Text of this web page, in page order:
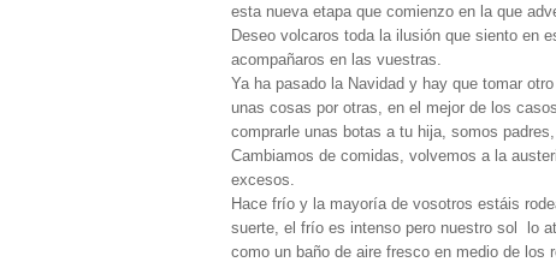
esta nueva etapa que comienzo en la que
Deseo volcaros toda la ilusión que siento en
acompañaros en las vuestras.
Ya ha pasado la Navidad y hay que tomar
unas cosas por otras, en el mejor de los
comprarle unas botas a tu hija, somos
Cambiamos de comidas, volvemos a la
excesos.
Hace frío y la mayoría de vosotros estáis
suerte, el frío es intenso pero nuestro sol lo
como un baño de aire fresco en medio de los